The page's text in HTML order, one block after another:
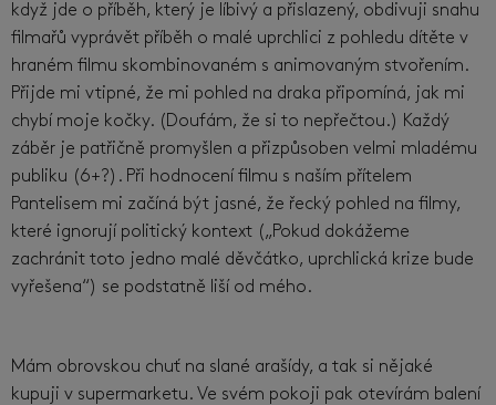
když jde o příběh, který je líbivý a přislazený, obdivuji snahu
filmařů vyprávět příběh o malé uprchlici z pohledu dítěte v
hraném filmu skombinovaném s animovaným stvořením.
Přijde mi vtipné, že mi pohled na draka připomíná, jak mi
chybí moje kočky. (Doufám, že si to nepřečtou.) Každý
záběr je patřičně promyšlen a přizpůsoben velmi mladému
publiku (6+?). Při hodnocení filmu s naším přítelem
Pantelisem mi začíná být jasné, že řecký pohled na filmy,
které ignorují politický kontext („Pokud dokážeme
zachránit toto jedno malé děvčátko, uprchlická krize bude
vyřešena“) se podstatně liší od mého.
Mám obrovskou chuť na slané arašídy, a tak si nějaké
kupuji v supermarketu. Ve svém pokoji pak otevírám balení